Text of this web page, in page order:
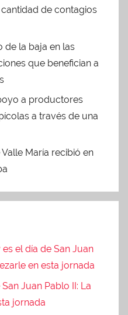
de contagios
de la baja en las
que benefician a
a productores
a través de una
María recibió en
es el día de San Juan
en esta jornada
Juan Pablo II: La
jornada